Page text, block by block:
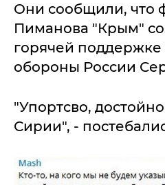
Они сообщили, что
Пиманова "Крым"
горячей
обороны России
"Упортсво,
Сирии", -